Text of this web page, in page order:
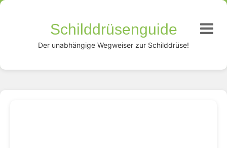
Schilddrüsenguide
Der unabhängige Wegweiser zur Schilddrüse!